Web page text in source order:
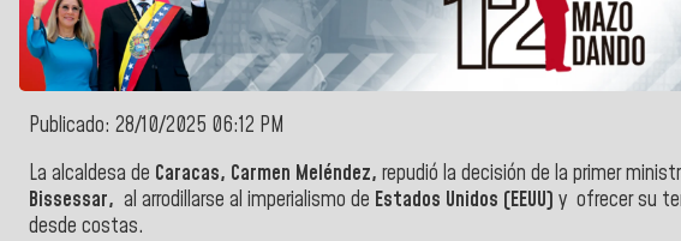
Publicado: 28/10/2025 06:12 PM
La alcaldesa de Caracas, Carmen Meléndez, repudió la decisión de la primer
Bissessar, al arrodillarse al imperialismo de Estados Unidos (EEUU) y ofrecer su
desde costas.